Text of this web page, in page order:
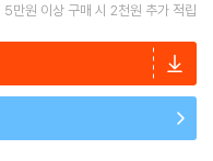
5만원 이상 구매 시 2천원 추가 적립